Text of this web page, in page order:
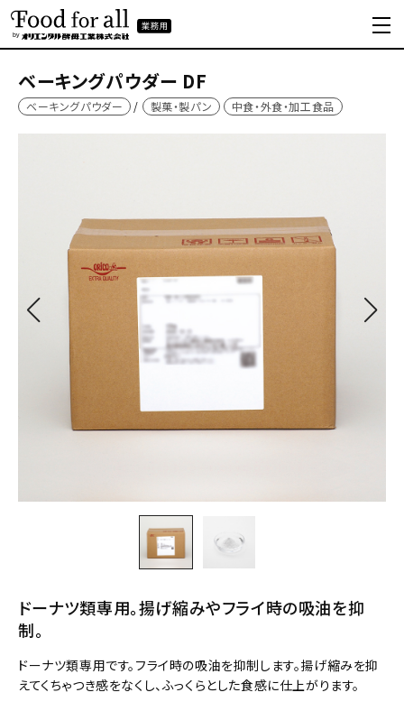
ベーキングパウダー DF
ベーキングパウダー 製菓・製パン 中食・外食・加工食品
ドーナツ類専用。揚げ縮みやフライ時の吸油を抑
制。
ドーナツ類専用です。フライ時の吸油を抑制します。揚げ縮みを抑
えてくちゃつき感をなくし、ふっくらとした食感に仕上がります。